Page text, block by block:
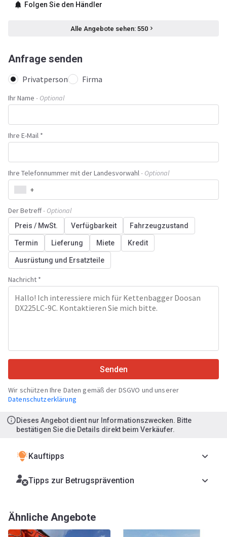
Folgen Sie den Händler
Alle Angebote sehen: 550
Anfrage senden
Privatperson Firma
Ihr Name - Optional
Ihre E-Mail *
Ihre Telefonnummer mit der Landesvorwahl- Optional
+
Der Betreff- Optional
Preis / MwSt. Verfügbarkeit Fahrzeugzustand
Termin Lieferung Miete Kredit
Ausrüstung und Ersatzteile
Nachricht *
Senden
Wir schützen Ihre Daten gemäß der DSGVO und unserer
Datenschutzerklärung
Dieses Angebot dient nur Informationszwecken. Bitte
bestätigen Sie die Details direkt beim Verkäufer.
Kauftipps
Tipps zur Betrugsprävention
Ähnliche Angebote